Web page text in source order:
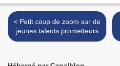
< Petit coup de zoom sur de
jeunes talents prometteurs